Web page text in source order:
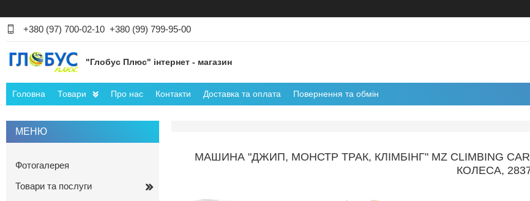
+380 (97) 700-02-10 +380 (99) 799-95-00
"Глобус Плюс" інтернет - магазин
Головна Товари Про нас Контакти Доставка та оплата Повернення та обмін
МАШИНА "ДЖИП, МОНСТР ТРАК, КЛІМБІНГ" MZ CLIMBING
КОЛЕСА,
Фотогалерея
Товари та послуги